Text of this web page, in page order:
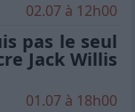
02.07 à 12h00
pas le seul
Jack Willis
01.07 à 18h00